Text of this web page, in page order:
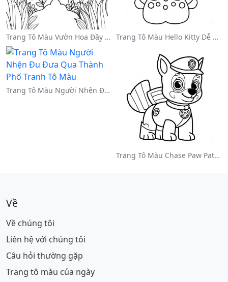
Trang Tô Màu Vườn Hoa Đầy Màu Sắc Trang Tô Màu Hello Kitty Dễ Thương Với Nơ
Trang Tô Màu Người Nhện Đu Đưa Qua Thành Phố
Trang Tô Màu Chase Paw Patrol
Về
Về chúng tôi
Liên hệ với chúng tôi
Câu hỏi thường gặp
Trang tô màu của ngày